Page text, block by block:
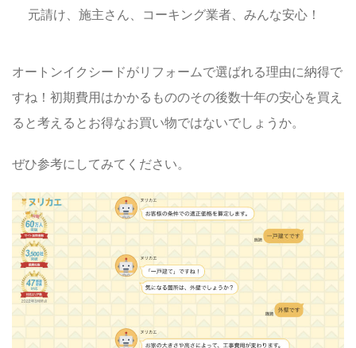
元請け、施主さん、コーキング業者、みんな安心！
オートンイクシードがリフォームで選ばれる理由に納得で
すね！初期費用はかかるもののその後数十年の安心を買え
る と考えるとお得なお買い物ではないでしょうか。
ぜひ参考にしてみてください。